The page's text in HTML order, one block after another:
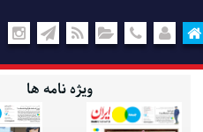
ویژه نامه ها